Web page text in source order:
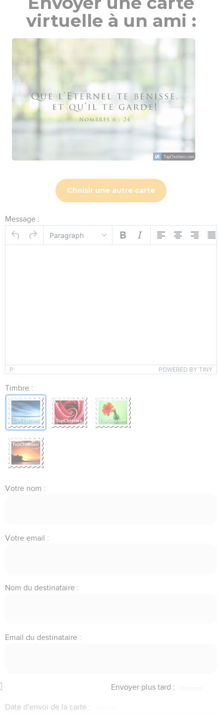
virtuelle à un ami :
Choisir une autre carte
Message :
Paragraph
P POWERED BY TINY
Timbre :
Votre nom :
Votre email :
Nom du destinataire :
Email du destinataire :
Envoyer plus tard :
Date d'envoi de la carte :